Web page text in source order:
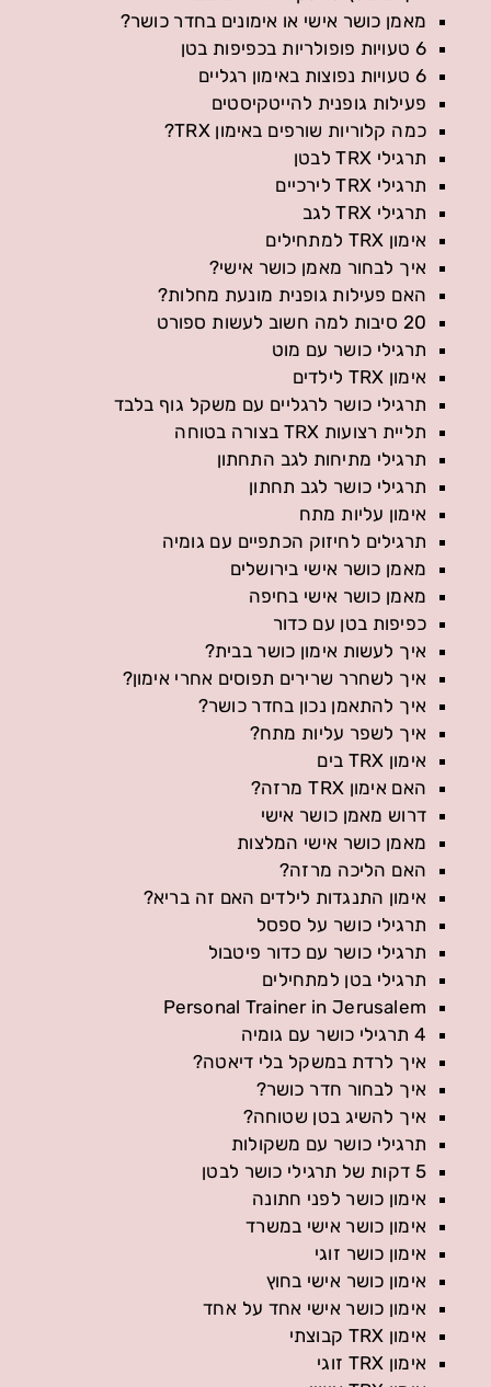
מאמן כושר אישי או אימונים בחדר כושר?
6 טעויות פופולריות בכפיפות בטן
6 טעויות נפוצות באימון רגליים
פעילות גופנית להייטקיסטים
כמה קלוריות שורפים באימון TRX?
תרגילי TRX לבטן
תרגילי TRX לירכיים
תרגילי TRX לגב
אימון TRX למתחילים
איך לבחור מאמן כושר אישי?
האם פעילות גופנית מונעת מחלות?
20 סיבות למה חשוב לעשות ספורט
תרגילי כושר עם מוט
אימון TRX לילדים
תרגילי כושר לרגליים עם משקל גוף בלבד
תליית רצועות TRX בצורה בטוחה
תרגילי מתיחות לגב התחתון
תרגילי כושר לגב תחתון
אימון עליות מתח
תרגילים לחיזוק הכתפיים עם גומיה
מאמן כושר אישי בירושלים
מאמן כושר אישי בחיפה
כפיפות בטן עם כדור
איך לעשות אימון כושר בבית?
איך לשחרר שרירים תפוסים אחרי אימון?
איך להתאמן נכון בחדר כושר?
איך לשפר עליות מתח?
אימון TRX בים
האם אימון TRX מרזה?
דרוש מאמן כושר אישי
מאמן כושר אישי המלצות
האם הליכה מרזה?
אימון התנגדות לילדים האם זה בריא?
תרגילי כושר על ספסל
תרגילי כושר עם כדור פיטבול
תרגילי בטן למתחילים
Personal Trainer in Jerusalem
4 תרגילי כושר עם גומיה
איך לרדת במשקל בלי דיאטה?
איך לבחור חדר כושר?
איך להשיג בטן שטוחה?
תרגילי כושר עם משקולות
5 דקות של תרגילי כושר לבטן
אימון כושר לפני חתונה
אימון כושר אישי במשרד
אימון כושר זוגי
אימון כושר אישי בחוץ
אימון כושר אישי אחד על אחד
אימון TRX קבוצתי
אימון TRX זוגי